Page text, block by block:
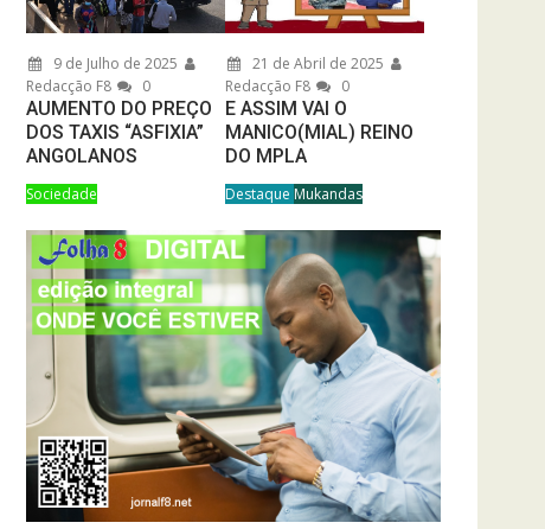
9 de Julho de 2025
Redacção F8
0
AUMENTO DO PREÇO
DOS TAXIS “ASFIXIA”
ANGOLANOS
Sociedade
21 de Abril de 2025
Redacção F8
0
E ASSIM VAI O
MANICO(MIAL) REINO
DO MPLA
Destaque Mukandas